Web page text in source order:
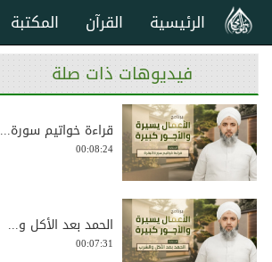
المكتبة القرآن الرئيسية
فيديوهات ذات صلة
قراءة خواتيم سورة...
00:08:24
الحمد بعد الأكل و...
00:07:31